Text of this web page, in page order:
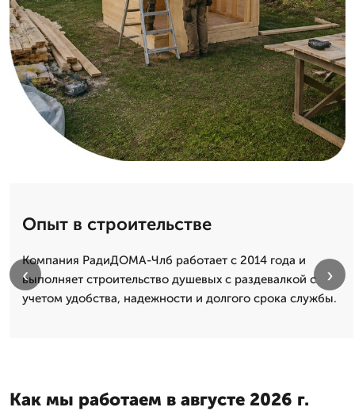
Опыт в строительстве
Компания РадиДОМА-Члб работает с 2014 года и
выполняет строительство душевых с раздевалкой с
учетом удобства, надежности и долгого срока службы.
‹ ›
Как мы работаем в августе 2026 г.